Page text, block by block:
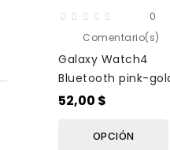
0
Comentario(s)
Galaxy Watch4
Bluetooth pink-
52,00 $
OPCIÓN